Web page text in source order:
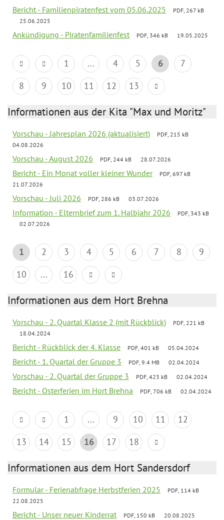
Bericht - Familienpiratenfest vom 05.06.2025
PDF, 267 kB
25.06.2025
Ankündigung - Piratenfamilienfest PDF, 346 kB 19.05.2025
1 ... 4 5 6
7
8
9 10 11 12 13
Informationen aus der Kita "Max und Moritz"
Vorschau - Jahresplan 2026 (aktualisiert)
PDF, 215 kB
04.08.2026
Vorschau - August 2026 PDF, 244 kB 28.07.2026
Bericht - Ein Monat voller kleiner Wunder
PDF, 697 kB
21.07.2026
Vorschau - Juli 2026 PDF, 286 kB 03.07.2026
Information - Elternbrief zum 1. Halbjahr 2026
PDF, 343 kB
02.07.2026
1 2 3 4 5 6 7 8
9
10
... 16
Informationen aus dem Hort Brehna
Vorschau - 2. Quartal Klasse 2 (mit Rückblick)
PDF, 221 kB
18.04.2024
Bericht - Rückblick der 4. Klasse PDF, 401 kB 05.04.2024
Bericht - 1. Quartal der Gruppe 3 PDF, 9.4 MB 02.04.2024
Vorschau - 2. Quartal der Gruppe 3 PDF, 423 kB 02.04.2024
Bericht - Osterferien im Hort Brehna PDF, 706 kB 02.04.2024
1 ... 9 10 11
12
13
14 15 16 17 18
Informationen aus dem Hort Sandersdorf
Formular - Ferienabfrage Herbstferien 2025
PDF, 114 kB
22.08.2025
Bericht - Unser neuer Kinderrat PDF, 150 kB 20.08.2025